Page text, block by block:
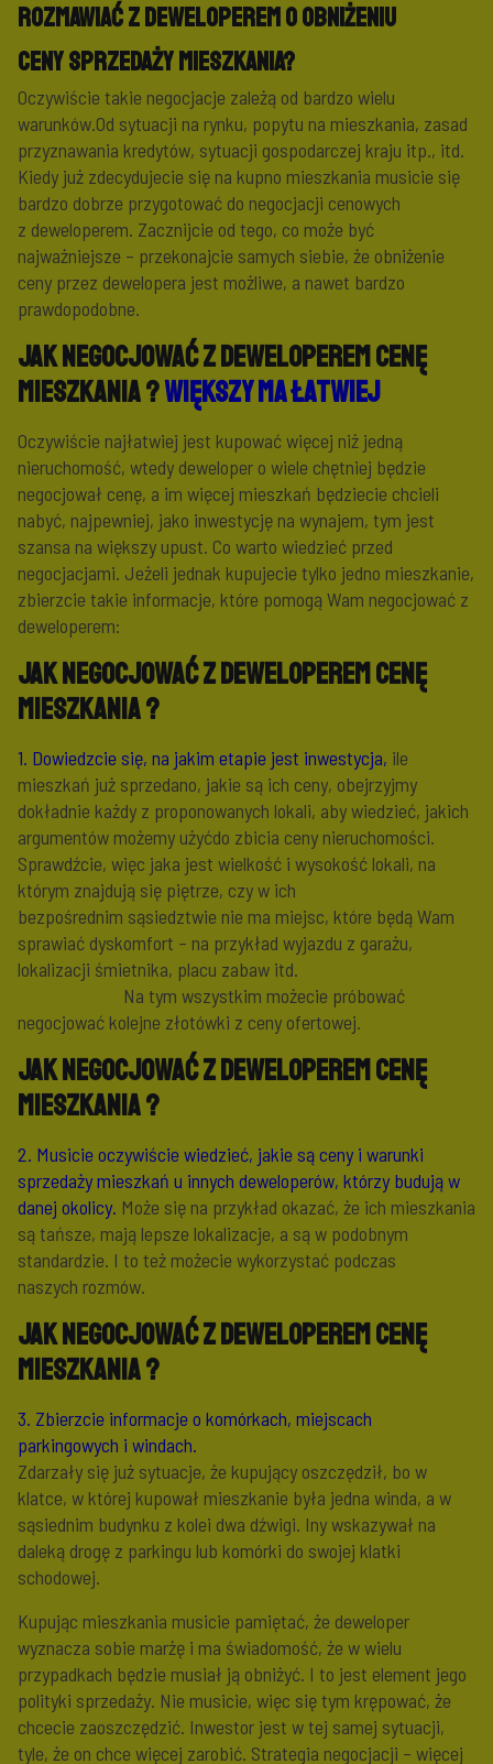
rozmawiać z deweloperem o obniżeniu
ceny sprzedaży mieszkania?
Oczywiście takie negocjacje zależą od bardzo wielu
warunków.Od sytuacji na rynku, popytu na mieszkania, zasad
przyznawania kredytów, sytuacji gospodarczej kraju itp., itd.
Kiedy już zdecydujecie się na kupno mieszkania musicie się
bardzo dobrze przygotować do negocjacji cenowych
z deweloperem. Zacznijcie od tego, co może być
najważniejsze – przekonajcie samych siebie, że obniżenie
ceny przez dewelopera jest możliwe, a nawet bardzo
prawdopodobne.
Jak negocjować z deweloperem cenę
mieszkania ?Większy ma łatwiej
Oczywiście najłatwiej jest kupować więcej niż jedną
nieruchomość, wtedy deweloper o wiele chętniej będzie
negocjował cenę, a im więcej mieszkań będziecie chcieli
nabyć, najpewniej, jako inwestycję na wynajem, tym jest
szansa na większy upust. Co warto wiedzieć przed
negocjacjami. Jeżeli jednak kupujecie tylko jedno mieszkanie,
zbierzcie takie informacje, które pomogą Wam negocjować z
deweloperem:
Jak negocjować z deweloperem cenę
mieszkania ?
1. Dowiedzcie się, na jakim etapie jest inwestycja, ile
mieszkań już sprzedano, jakie są ich ceny, obejrzyjmy
dokładnie każdy z proponowanych lokali, aby wiedzieć, jakich
argumentów możemy użyćdo zbicia ceny nieruchomości.
Sprawdźcie, więc jaka jest wielkość i wysokość lokali, na
którym znajdują się piętrze, czy w ich
bezpośrednim sąsiedztwie nie ma miejsc, które będą Wam
sprawiać dyskomfort – na przykład wyjazdu z garażu,
lokalizacji śmietnika, placu zabaw itd.
Na tym wszystkim możecie próbować
negocjować kolejne złotówki z ceny ofertowej.
Jak negocjować z deweloperem cenę
mieszkania ?
2. Musicie oczywiście wiedzieć, jakie są ceny i warunki
sprzedaży mieszkań u innych deweloperów, którzy budują w
danej okolicy. Może się na przykład okazać, że ich mieszkania
są tańsze, mają lepsze lokalizacje, a są w podobnym
standardzie. I to też możecie wykorzystać podczas
naszych rozmów.
Jak negocjować z deweloperem cenę
mieszkania ?
3. Zbierzcie informacje o komórkach, miejscach
parkingowych i windach.
Zdarzały się już sytuacje, że kupujący oszczędził, bo w
klatce, w której kupował mieszkanie była jedna winda, a w
sąsiednim budynku z kolei dwa dźwigi. Iny wskazywał na
daleką drogę z parkingu lub komórki do swojej klatki
schodowej.
Kupując mieszkania musicie pamiętać, że deweloper
wyznacza sobie marżę i ma świadomość, że w wielu
przypadkach będzie musiał ją obniżyć. I to jest element jego
polityki sprzedaży. Nie musicie, więc się tym krępować, że
chcecie zaoszczędzić. Inwestor jest w tej samej sytuacji,
tyle, że on chce więcej zarobić. Strategia negocjacji – więcej